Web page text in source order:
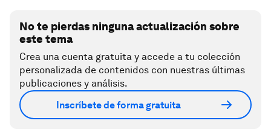
No te pierdas ninguna actualización sobre
este tema
Crea una cuenta gratuita y accede a tu colección
personalizada de contenidos con nuestras últimas
publicaciones y análisis.
Inscríbete de forma gratuita